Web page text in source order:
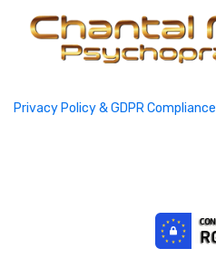
Privacy Policy & GDPR Compliance